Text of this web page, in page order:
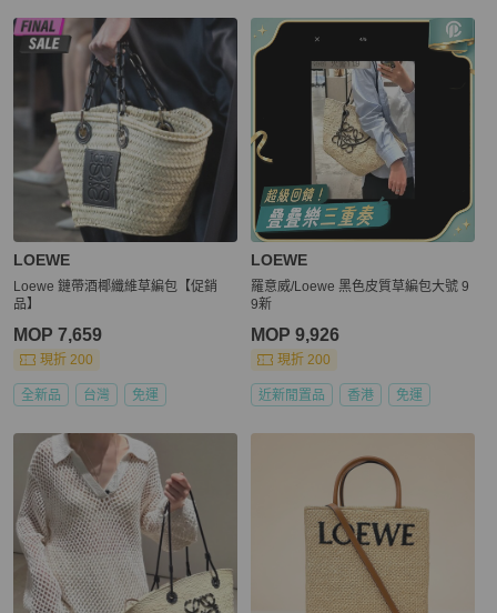
LOEWE
Loewe 鏈帶酒椰纖維草編包【促銷
品】
MOP 7,659
現折 200
全新品 台灣 免運
LOEWE
羅意威/Loewe 黑色皮質草編包大號 9
9新
MOP 9,926
現折 200
近新閒置品 香港 免運